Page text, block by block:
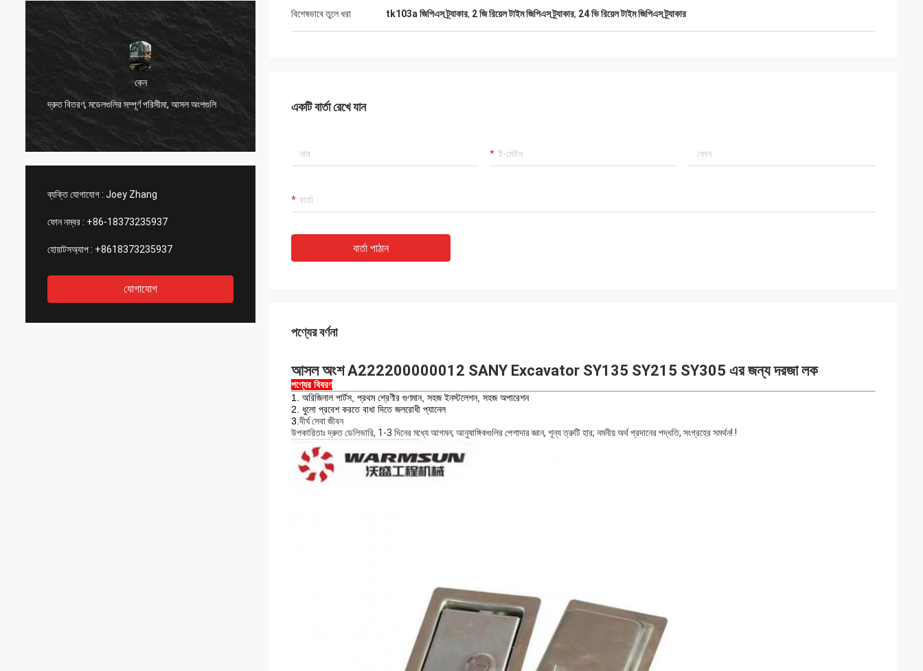
কেন
দ্রুত বিতরণ, মডেলগুলির সম্পূর্ণ পরিসীমা, আসল অংশগুলি
খুব ভাল কেনার অভিজ্ঞতা।
ব্যক্তি যোগাযোগ : Joey Zhang
ফোন নম্বর : +86-18373235937
হোয়াটসঅ্যাপ : +8618373235937
যোগাযোগ
বিশেষভাবে তুলে ধরা tk103a জিপিএস ট্র্যাকার, 2 জি রিয়েল টাইম জিপিএস ট্র্যাকার, 24 ভি রিয়েল টাইম জিপিএস ট্র্যাকার
একটি বার্তা রেখে যান
বার্তা পাঠান
পণ্যের বর্ণনা
আসল অংশ A222200000012 SANY Excavator SY135 SY215 SY305 এর জন্য দরজা লক
পণ্যের বিবরণ
1. অরিজিনাল পার্টস, প্রথম শ্রেণীর গুণমান, সহজ ইনস্টলেশন, সহজ অপারেশন
2. ধুলো প্রবেশ করতে বাধা দিতে জলরোধী প্যানেল
3.দীর্ঘ সেবা জীবন
উপকারিতাঃ দ্রুত ডেলিভারি, 1-3 দিনের মধ্যে আগমন; আনুষাঙ্গিকগুলির পেশাদার জ্ঞান, শূন্য ত্রুটি হার; নমনীয় অর্থ প্রদানের পদ্ধতি, সংগ্রহের সমর্থন! !